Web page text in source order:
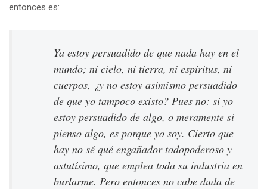
entonces es:
Ya estoy persuadido de que nada hay en el
mundo; ni cielo, ni tierra, ni espíritus, ni
cuerpos, ¿y no estoy asimismo persuadido
de que yo tampoco existo? Pues no: si yo
estoy persuadido de algo, o meramente si
pienso algo, es porque yo soy. Cierto que
hay no sé qué engañador todopoderoso y
astutísimo, que emplea toda su industria en
burlarme. Pero entonces no cabe duda de